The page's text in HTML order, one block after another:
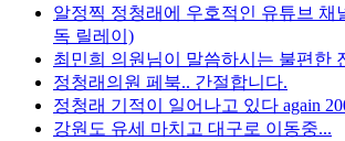
알정찍 정청래에 우호적인 유튜브 채
독 릴레이)
최민희 의원님이 말씀하시는 불편한
정청래의원 페북.. 간절합니다.
정청래 기적이 일어나고 있다 again
강원도 유세 마치고 대구로 이동중...